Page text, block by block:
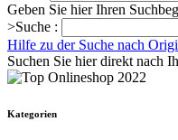
Geben Sie hier Ihren
>Suche :
Hilfe zu der Suche nach
Suchen Sie hier direkt nach
Kategorien